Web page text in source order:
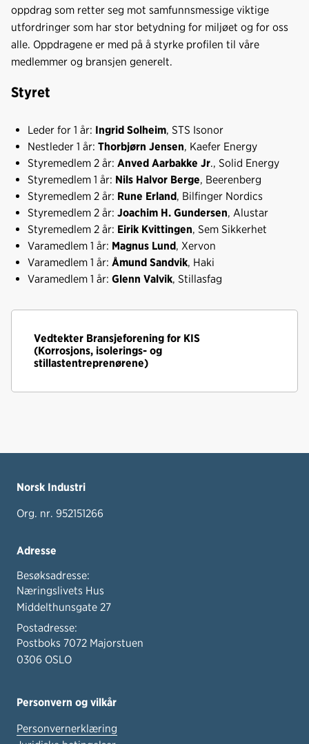
oppdrag som retter seg mot samfunnsmessige viktige
utfordringer som har stor betydning for miljøet og for oss
alle. Oppdragene er med på å styrke profilen til våre
medlemmer og bransjen generelt.
Styret
Leder for 1 år: Ingrid Solheim, STS Isonor
Nestleder 1 år: Thorbjørn Jensen, Kaefer Energy
Styremedlem 2 år: Anved Aarbakke Jr., Solid Energy
Styremedlem 1 år: Nils Halvor Berge, Beerenberg
Styremedlem 2 år: Rune Erland, Bilfinger Nordics
Styremedlem 2 år: Joachim H. Gundersen, Alustar
Styremedlem 2 år: Eirik Kvittingen, Sem Sikkerhet
Varamedlem 1 år: Magnus Lund, Xervon
Varamedlem 1 år: Åmund Sandvik, Haki
Varamedlem 1 år: Glenn Valvik, Stillasfag
Vedtekter Bransjeforening for KIS
(Korrosjons, isolerings- og
stillastentreprenørene)
Norsk Industri
Org. nr. 952151266
Adresse
Besøksadresse:
Næringslivets Hus
Middelthunsgate 27
Postadresse:
Postboks 7072 Majorstuen
0306 OSLO
Personvern og vilkår
Personvernerklæring